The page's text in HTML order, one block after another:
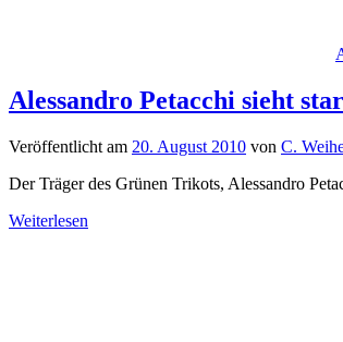
Alessandro Petacchi sieht
Veröffentlicht am 20. August 2010 von C.
Der Träger des Grünen Trikots, Alessandro
Weiterlesen